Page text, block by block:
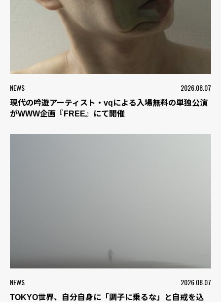
NEWS 2026.08.07
現代の吟遊アーティスト・vqによる入場無料の単独公演
がWWW企画『FREE』にて開催
NEWS 2026.08.07
TOKYO世界、自分自身に「調子に乗るな」と自戒を込